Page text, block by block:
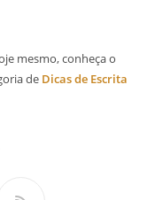
mesmo, conheça o
de Dicas de Escrita